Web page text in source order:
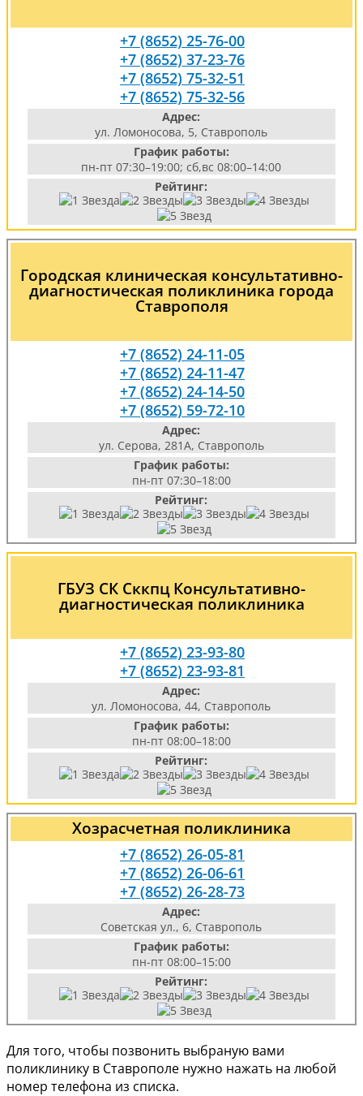
+7 (8652) 25-76-00
+7 (8652) 37-23-76
+7 (8652) 75-32-51
+7 (8652) 75-32-56
Адрес:
ул. Ломоносова, 5, Ставрополь
График работы:
пн-пт 07:30–19:00; сб,вс 08:00–14:00
Рейтинг:
Городская клиническая консультативно-
диагностическая поликлиника города
Ставрополя
+7 (8652) 24-11-05
+7 (8652) 24-11-47
+7 (8652) 24-14-50
+7 (8652) 59-72-10
Адрес:
ул. Серова, 281А, Ставрополь
График работы:
пн-пт 07:30–18:00
Рейтинг:
ГБУЗ СК Сккпц Консультативно-
диагностическая поликлиника
+7 (8652) 23-93-80
+7 (8652) 23-93-81
Адрес:
ул. Ломоносова, 44, Ставрополь
График работы:
пн-пт 08:00–18:00
Рейтинг:
Хозрасчетная поликлиника
+7 (8652) 26-05-81
+7 (8652) 26-06-61
+7 (8652) 26-28-73
Адрес:
Советская ул., 6, Ставрополь
График работы:
пн-пт 08:00–15:00
Рейтинг:
Для того, чтобы позвонить выбраную вами
поликлинику в Ставрополе нужно нажать на любой
номер телефона из списка.